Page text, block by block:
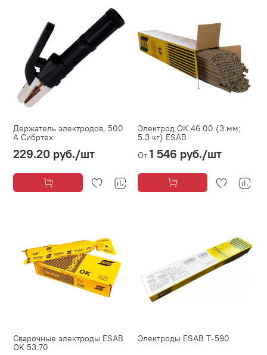
Держатель электродов, 500
А Сибртех
229.20 руб./шт
Электрод ОК 46.00 (3 мм;
5.3 кг) ESAB
От 1 546 руб./шт
Сварочные электроды ESAB
OK 53.70
Электроды ESAB Т-590